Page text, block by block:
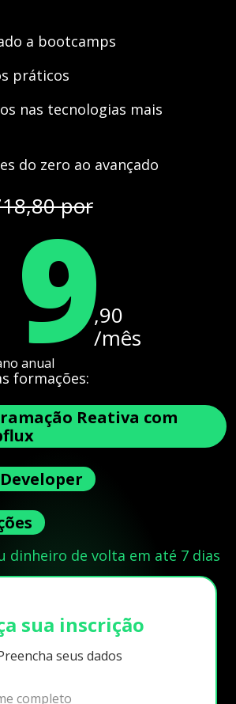
a bootcamps
práticos
nas tecnologias mais
do zero ao avançado
por
,90
/mês
anual
formações:
Reativa com
dinheiro de volta em até 7 dias
sua inscrição
seus dados